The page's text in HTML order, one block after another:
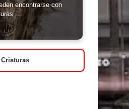
encontrarse con
...